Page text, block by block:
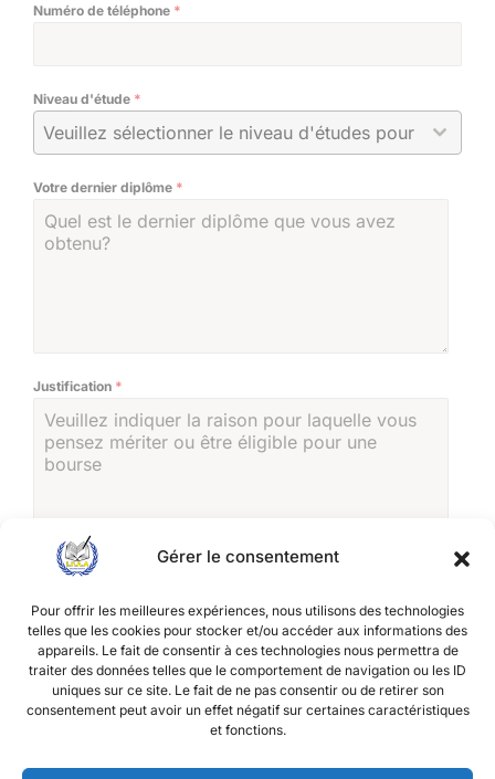
Gérer le consentement
Pour offrir les meilleures expériences, nous utilisons des technologies
telles que les cookies pour stocker et/ou accéder aux informations des
appareils. Le fait de consentir à ces technologies nous permettra de
traiter des données telles que le comportement de navigation ou les ID
uniques sur ce site. Le fait de ne pas consentir ou de retirer son
consentement peut avoir un effet négatif sur certaines caractéristiques
et fonctions.
Numéro de téléphone *
Niveau d'étude *
Veuillez sélectionner le niveau d'études pour lequel
Votre dernier diplôme *
Justification *
OUI
NON
Si oui, indiquer votre classe actuelle; Si non mettez votre